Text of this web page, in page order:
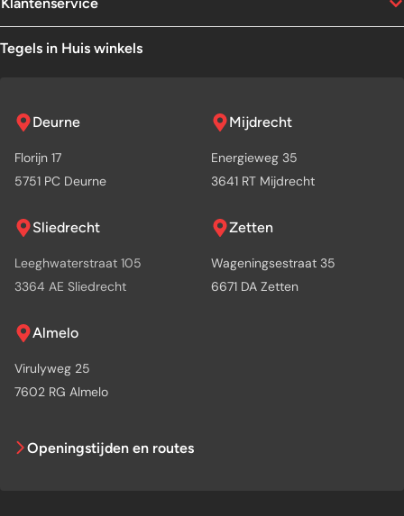
Tegels in Huis winkels
Deurne
Florijn 17
5751 PC Deurne
Mijdrecht
Energieweg 35
3641 RT Mijdrecht
Sliedrecht
Leeghwaterstraat 105
3364 AE Sliedrecht
Zetten
Wageningsestraat 35
6671 DA Zetten
Almelo
Virulyweg 25
7602 RG Almelo
Openingstijden en routes